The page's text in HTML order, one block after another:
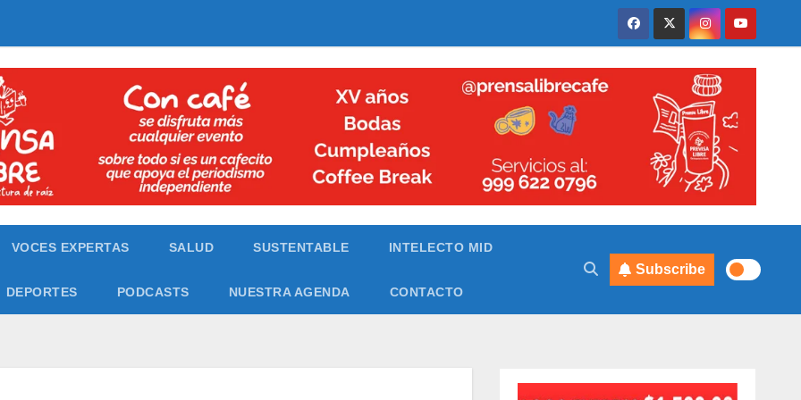
VOCES EXPERTAS SALUD SUSTENTABLE INTELECTO MID
DEPORTES PODCASTS NUESTRA AGENDA CONTACTO
Subscribe